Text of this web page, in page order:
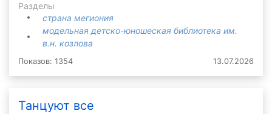
Разделы
страна мегиония
модельная детско-юношеская библиотека им.
в.н. козлова
Показов: 1354 13.07.2026
Танцуют все